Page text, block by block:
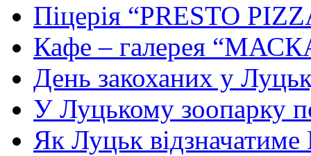
Піцерія “PRESTO
Кафе – галерея
День закоханих у
У Луцькому зоопарку
Як Луцьк відзначатиме